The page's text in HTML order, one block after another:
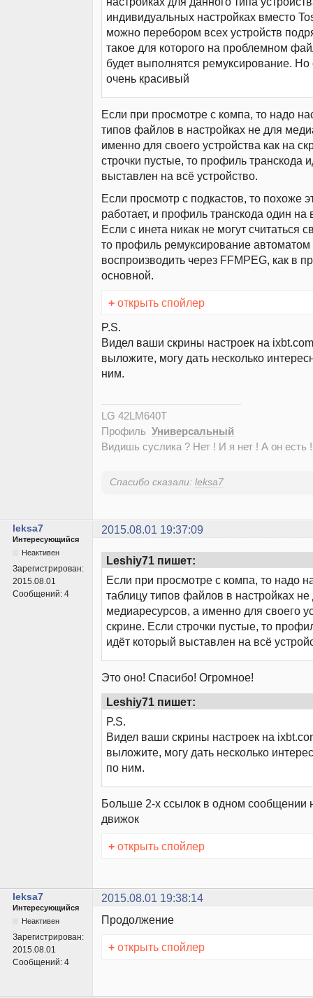
индивидуальных настройках вместо
можно перебором всех устройств
такое для которого на проблемном
будет выполнятся ремуксирование.
очень красивый
Если при просмотре с компа, то надо
типов файлов в настройках не для
именно для своего устройства как на
строчки пустые, то профиль транскода
выставлен на всё устройство.
Если просмотр с подкастов, то похоже
работает, и профиль транскода один на
Если с инета никак не могут считаться
то профиль ремуксирование автоматом
воспроизводить через FFMPEG, как в
основной.
+ открыть спойлер
P.S.
Видел ваши скрины настроек на
выложите, могу дать несколько
ним.
LG 42LM640T
Профиль Универсальный
Видишь суслика ? Нет ! И я нет ! А он есть
Спасибо сказали: leksa7
leksa7 2015.08.01 19:37:09
Интересующийся
Неактивен
Зарегистрирован:
2015.08.01
Сообщений: 4
Leshiy71 пишет:
Если при просмотре с компа, то надо
таблицу типов файлов в настройках не
медиаресурсов, а именно для своего
скрине. Если строчки пустые, то
идёт который выставлен на всё
Это оно! Спасибо! Огромное!
Leshiy71 пишет:
P.S.
Видел ваши скрины настроек на
выложите, могу дать несколько
по ним.
Больше 2-х ссылок в одном сообщении
движок
+ открыть спойлер
leksa7 2015.08.01 19:38:14
Интересующийся
Неактивен
Зарегистрирован:
2015.08.01
Сообщений: 4
Продолжение
+ открыть спойлер